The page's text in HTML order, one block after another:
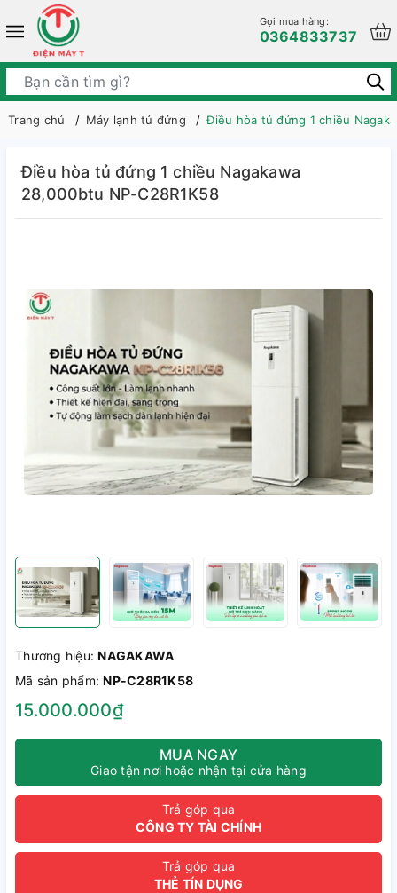
Gọi mua hàng:
0364833737
Trang chủ Máy lạnh tủ đứng Điều hòa tủ đứng 1 chiều
Điều hòa tủ đứng 1 chiều Nagakawa
28,000btu NP-C28R1K58
Thương hiệu:NAGAKAWA
Mã sản phẩm:NP-C28R1K58
15.000.000₫
MUA NGAY
Giao tận nơi hoặc nhận tại cửa hàng
Trả góp qua
CÔNG TY TÀI CHÍNH
Trả góp qua
THẺ TÍN DỤNG